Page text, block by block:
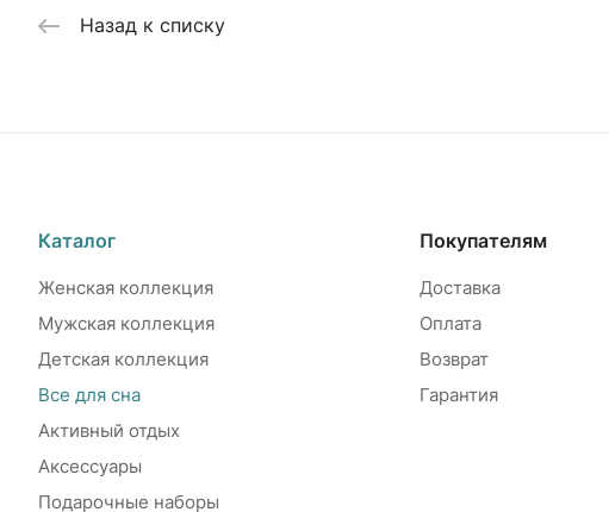
Назад к списку
Каталог
Женская коллекция
Мужская коллекция
Детская коллекция
Все для сна
Активный отдых
Аксессуары
Подарочные наборы
Покупателям
Доставка
Оплата
Возврат
Гарантия